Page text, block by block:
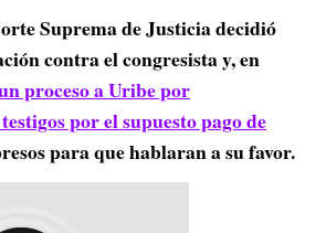
Suprema de Justicia decidió
contra el congresista y, en
proceso a Uribe por
por el supuesto pago de
para que hablaran a su favor.